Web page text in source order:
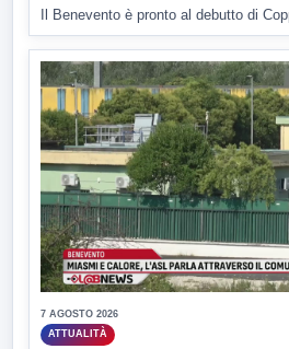
Il Benevento è pronto al debutto di
7 AGOSTO 2026
ATTUALITÀ